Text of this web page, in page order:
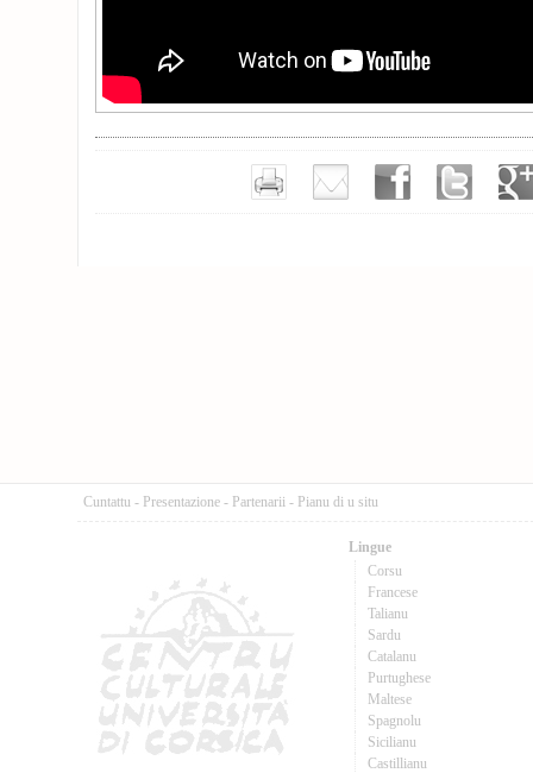
Cuntattu - Presentazione - Partenarii - Pianu di u situ
Lingue
Corsu
Francese
Talianu
Sardu
Catalanu
Purtughese
Maltese
Spagnolu
Sicilianu
Castillianu